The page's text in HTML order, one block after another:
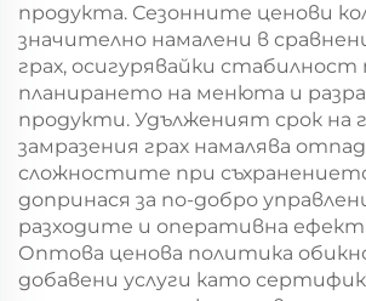
продукта. Сезонните ценови
значително намалени в
грах, осигурявайки стабилност
планирането на менюта и
продукти. Удълженият срок на
замразения грах намалява
сложностите при
допринася за по-добро
разходите и оперативна
Оптова ценова политика
добавени услуги като